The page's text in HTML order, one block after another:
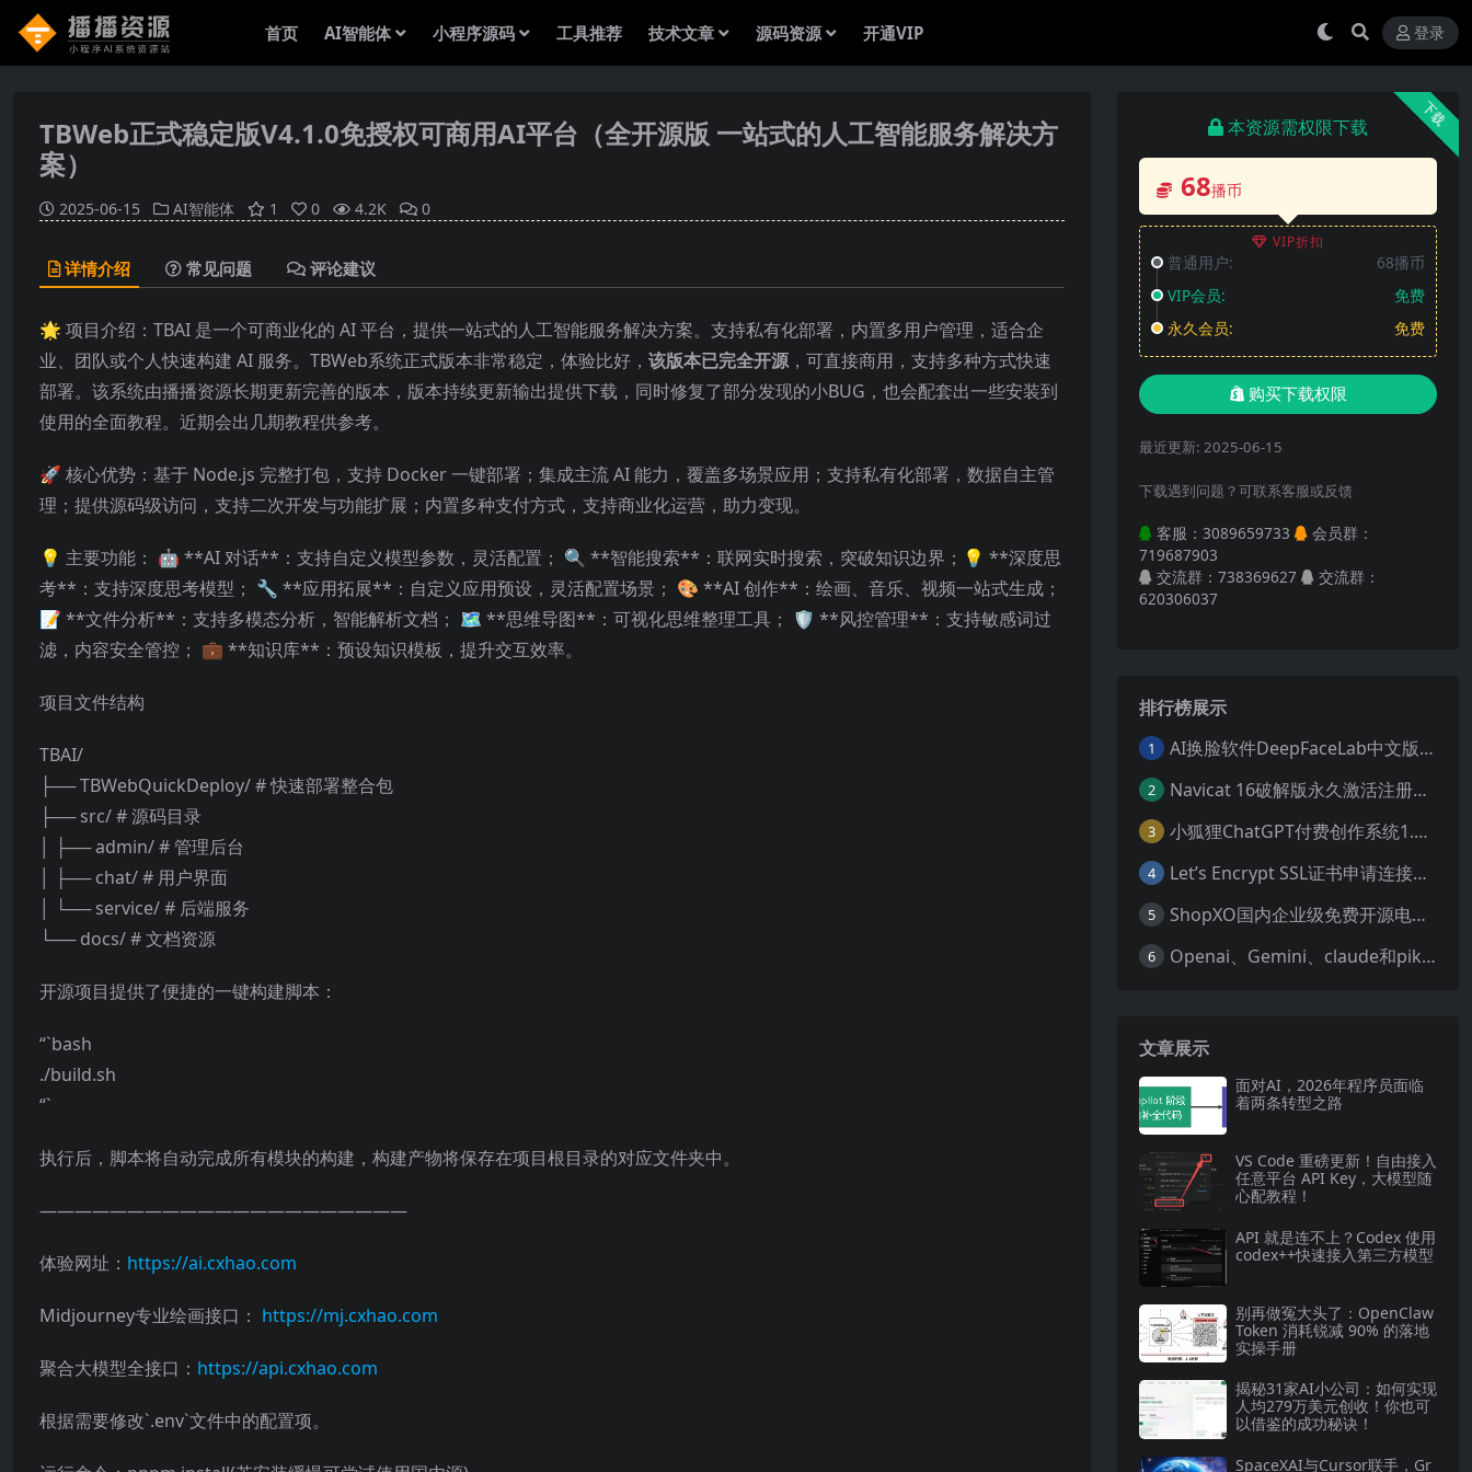
首页 AI智能体 小程序源码 工具推荐 技术文章 源码资源 开通VIP 登录
TBWeb正式稳定版V4.1.0免授权可商用AI平台（全开源版 一站式的人工智能服务解决方
案）
2025-06-15 AI智能体 1 0 4.2K 0
详情介绍 常见问题 评论建议
🌟 项目介绍：TBAI 是一个可商业化的 AI 平台，提供一站式的人工智能服务解决方案。支持私有化部署，内置多用户管理，适合企
业、团队或个人快速构建 AI 服务。TBWeb系统正式版本非常稳定，体验比好， 该版本已完全开源，可直接商用，支持多种方式快速
部署。该系统由播播资源长期更新完善的版本，版本持续更新输出提供下载，同时修复了部分发现的小BUG，也会配套出一些安装到
使用的全面教程。近期会出几期教程供参考。
🚀 核心优势：基于 Node.js 完整打包，支持 Docker 一键部署；集成主流 AI 能力，覆盖多场景应用；支持私有化部署，数据自主管
理；提供源码级访问，支持二次开发与功能扩展；内置多种支付方式，支持商业化运营，助力变现。
💡 主要功能： 🤖 **AI 对话**：支持自定义模型参数，灵活配置； 🔍 **智能搜索**：联网实时搜索，突破知识边界；💡 **深度思
考**：支持深度思考模型； 🔧 **应用拓展**：自定义应用预设，灵活配置场景； 🎨 **AI 创作**：绘画、音乐、视频一站式生成；
📝 **文件分析**：支持多模态分析，智能解析文档； 🗺️ **思维导图**：可视化思维整理工具； 🛡️ **风控管理**：支持敏感词过
滤，内容安全管控； 💼 **知识库**：预设知识模板，提升交互效率。
项目文件结构
TBAI/
├── TBWebQuickDeploy/ # 快速部署整合包
├── src/ # 源码目录
│ ├── admin/ # 管理后台
│ ├── chat/ # 用户界面
│ └── service/ # 后端服务
└── docs/ # 文档资源
开源项目提供了便捷的一键构建脚本：
“`bash
./build.sh
“`
执行后，脚本将自动完成所有模块的构建，构建产物将保存在项目根目录的对应文件夹中。
—————————————————————
体验网址： https://ai.cxhao.com
Midjourney专业绘画接口： https://mj.cxhao.com
聚合大模型全接口： https://api.cxhao.com
根据需要修改`.env`文件中的配置项。
下载
本资源需权限下载
68播币
VIP折扣
普通用户:
68播币
VIP会员:
免费
永久会员:
免费
购买下载权限
最近更新: 2025-06-15
下载遇到问题？可联系客服或反馈
客服：3089659733
会员群：
719687903
交流群：738369627
交流群：
620306037
排行榜展示
1 AI换脸软件DeepFaceLab中文版软件下载及安装入门教程
2 Navicat 16破解版永久激活注册码(附图文安装教程) 站长必备软件工具
3 小狐狸ChatGPT付费创作系统1.6.8独立开源版 + H5+小程序VUE前端
4 Let’s Encrypt SSL证书申请连接超时,CA服务器无法访问您的网站!解决方法
5 ShopXO国内企业级免费开源电商系统v6.2+uniapp前端（无授权可商用企业级电商系统解决方案）
6 Openai、Gemini、claude和pika宝塔反向代理服务器配置教程
文章展示
面对AI，2026年程序员面临
着两条转型之路
VS Code 重磅更新！自由接入
任意平台 API Key，大模型随
心配教程！
API 就是连不上？Codex 使用
codex++快速接入第三方模型
别再做冤大头了：OpenClaw
Token 消耗锐减 90% 的落地
实操手册
揭秘31家AI小公司：如何实现
人均279万美元创收！你也可
以借鉴的成功秘诀！
SpaceXAI与Cursor联手，Gr